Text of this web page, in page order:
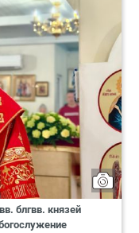
блгвв. князей